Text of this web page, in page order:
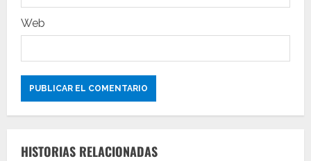
s
Web
HISTORIAS RELACIONADAS